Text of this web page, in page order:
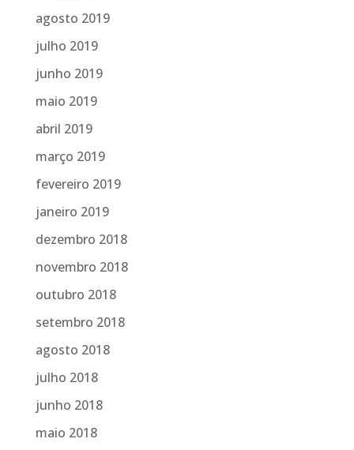
agosto 2019
julho 2019
junho 2019
maio 2019
abril 2019
março 2019
fevereiro 2019
janeiro 2019
dezembro 2018
novembro 2018
outubro 2018
setembro 2018
agosto 2018
julho 2018
junho 2018
maio 2018